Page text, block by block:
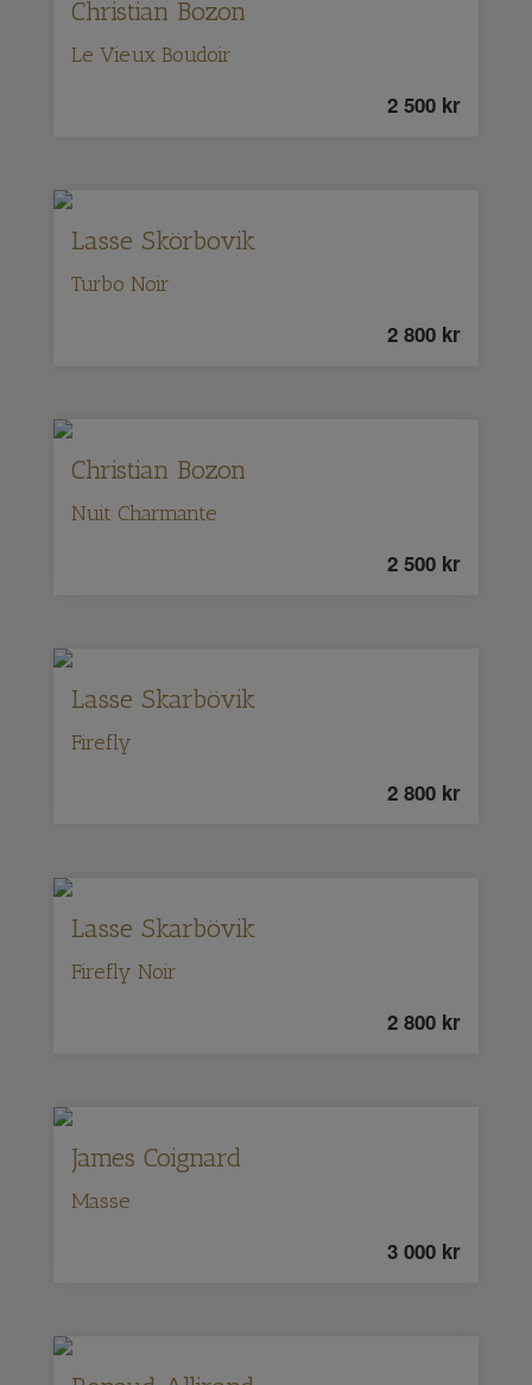
Christian Bozon
Le Vieux Boudoir
2 500 kr
Lasse Skörbovik
Turbo Noir
2 800 kr
Christian Bozon
Nuit Charmante
2 500 kr
Lasse Skarbövik
Firefly
2 800 kr
Lasse Skarbövik
Firefly Noir
2 800 kr
James Coignard
Masse
3 000 kr